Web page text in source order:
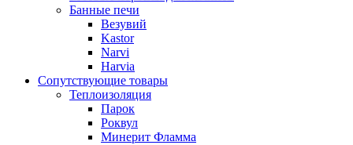
Банные печи
Везувий
Kastor
Narvi
Harvia
Сопутствующие товары
Теплоизоляция
Парок
Роквул
Минерит Фламма